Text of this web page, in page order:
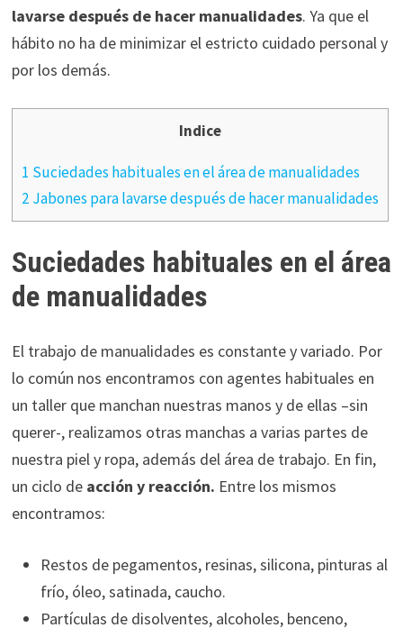
lavarse después de hacer manualidades. Ya que el
hábito no ha de minimizar el estricto cuidado personal y
por los demás.
Indice
1 Suciedades habituales en el área de manualidades
2 Jabones para lavarse después de hacer manualidades
Suciedades habituales en el área
de manualidades
El trabajo de manualidades es constante y variado. Por
lo común nos encontramos con agentes habituales en
un taller que manchan nuestras manos y de ellas –sin
querer-, realizamos otras manchas a varias partes de
nuestra piel y ropa, además del área de trabajo. En fin,
un ciclo de acción y reacción. Entre los mismos
encontramos:
Restos de pegamentos, resinas, silicona, pinturas al
frío, óleo, satinada, caucho.
Partículas de disolventes, alcoholes, benceno,